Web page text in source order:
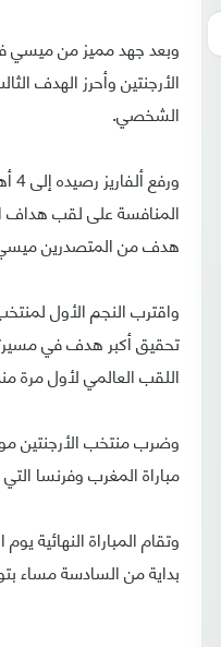
الأرجنتين وأحرز الهدف
الشخصي.
المنافسة على لقب هداف
هدف من المتصدرين
واقترب النجم الأول
تحقيق أكبر هدف في
اللقب العالمي لأول مرة منذ
وضرب منتخب الأرجنتين
مباراة المغرب وفرنسا
وتقام المباراة النهائية
بداية من السادسة مساء